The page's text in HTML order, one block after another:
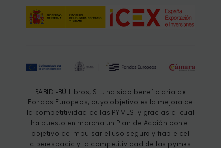
BABIDI-BÚ Libros, S.L. ha sido beneficiaria de
Fondos Europeos, cuyo objetivo es la mejora de
la competitividad de las PYMES, y gracias al cual
ha puesto en marcha un Plan de Acción con el
objetivo de impulsar el uso seguro y fiable del
ciberespacio y la competitividad de las pymes